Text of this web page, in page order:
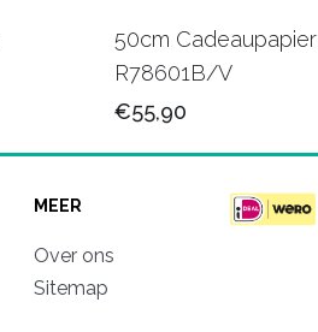
50cm Cadeaupapier
R78601B/V
€55,90
MEER
Over ons
Sitemap